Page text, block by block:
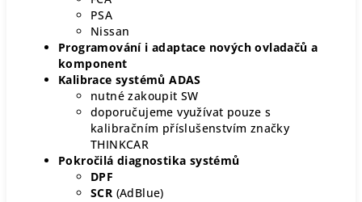
PSA
Nissan
Programování i adaptace nových ovladačů a
komponent
Kalibrace systémů ADAS
nutné zakoupit SW
doporučujeme využívat pouze s
kalibračním příslušenstvím značky
THINKCAR
Pokročilá diagnostika systémů
DPF
SCR (AdBlue)